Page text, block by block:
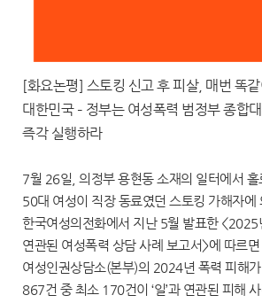
[화요논평] 스토킹 신고 후 피살, 매번 똑
대한민국 – 정부는 여성폭력 범정부 종합
즉각 실행하라
7월 26일, 의정부 용현동 소재의 일터에서 홀
50대 여성이 직장 동료였던 스토킹 가해자에
한국여성의전화에서 지난 5월 발표한 <2025
연관된 여성폭력 상담 사례 보고서>에 따르
여성인권상담소(본부)의 2024년 폭력 피해
867건 중 최소 170건이 ‘일’과 연관된 피해